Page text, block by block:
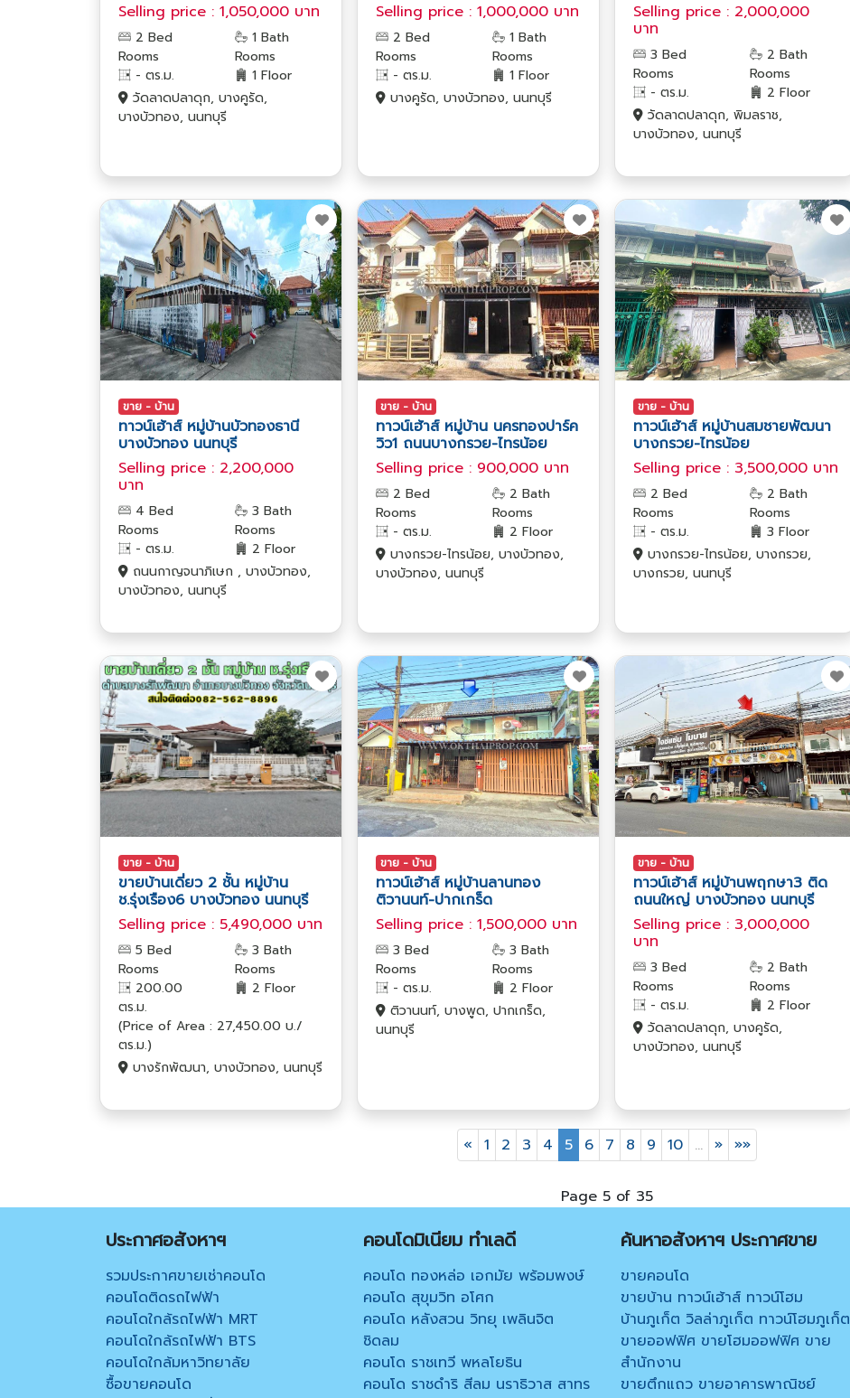
Selling price : 1,050,000 บาท
2 Bed
Rooms
1 Bath
Rooms
- ตร.ม.
1 Floor
วัดลาดปลาดุก, บางคูรัด,
บางบัวทอง, นนทบุรี
Selling price : 1,000,000 บาท
2 Bed
Rooms
1 Bath
Rooms
- ตร.ม.
1 Floor
บางคูรัด, บางบัวทอง, นนทบุรี
Selling price : 2,000,000
บาท
3 Bed
Rooms
2 Bath
Rooms
- ตร.ม.
2 Floor
วัดลาดปลาดุก, พิมลราช,
บางบัวทอง, นนทบุรี
ขาย - บ้าน
ทาวน์เฮ้าส์ หมู่บ้านบัวทองธานี
บางบัวทอง นนทบุรี
Selling price : 2,200,000
บาท
4 Bed
Rooms
3 Bath
Rooms
- ตร.ม.
2 Floor
ถนนกาญจนาภิเษก , บางบัวทอง,
บางบัวทอง, นนทบุรี
ขาย - บ้าน
ทาวน์เฮ้าส์ หมู่บ้าน นครทองปาร์ค
วิว1 ถนนบางกรวย-ไทรน้อย
Selling price : 900,000 บาท
2 Bed
Rooms
2 Bath
Rooms
- ตร.ม.
2 Floor
บางกรวย-ไทรน้อย, บางบัวทอง,
บางบัวทอง, นนทบุรี
ขาย - บ้าน
ทาวน์เฮ้าส์ หมู่บ้านสมชายพัฒนา
บางกรวย-ไทรน้อย
Selling price : 3,500,000 บาท
2 Bed
Rooms
2 Bath
Rooms
- ตร.ม.
3 Floor
บางกรวย-ไทรน้อย, บางกรวย,
บางกรวย, นนทบุรี
ขาย - บ้าน
ขายบ้านเดี่ยว 2 ชั้น หมู่บ้าน
ช.รุ่งเรือง6 บางบัวทอง นนทบุรี
Selling price : 5,490,000 บาท
5 Bed
Rooms
3 Bath
Rooms
200.00
ตร.ม.
2 Floor
(Price of Area : 27,450.00 บ./
ตร.ม.)
บางรักพัฒนา, บางบัวทอง, นนทบุรี
ขาย - บ้าน
ทาวน์เฮ้าส์ หมู่บ้านลานทอง
ติวานนท์-ปากเกร็ด
Selling price : 1,500,000 บาท
3 Bed
Rooms
3 Bath
Rooms
- ตร.ม.
2 Floor
ติวานนท์, บางพูด, ปากเกร็ด,
นนทบุรี
ขาย - บ้าน
ทาวน์เฮ้าส์ หมู่บ้านพฤกษา3 ติด
ถนนใหญ่ บางบัวทอง นนทบุรี
Selling price : 3,000,000
บาท
3 Bed
Rooms
2 Bath
Rooms
- ตร.ม.
2 Floor
วัดลาดปลาดุก, บางคูรัด,
บางบัวทอง, นนทบุรี
« 1 2 3 4 5 6 7 8 9 10 … » »»
Page 5 of 35
ประกาศอสังหาฯ
รวมประกาศขายเช่าคอนโด
คอนโดติดรถไฟฟ้า
คอนโดใกล้รถไฟฟ้า MRT
คอนโดใกล้รถไฟฟ้า BTS
คอนโดใกล้มหาวิทยาลัย
ซื้อขายคอนโด
คอนโดมิเนียม ทำเลดี
คอนโด ทองหล่อ เอกมัย พร้อมพงษ์
คอนโด สุขุมวิท อโศก
คอนโด หลังสวน วิทยุ เพลินจิต
ชิดลม
คอนโด ราชเทวี พหลโยธิน
คอนโด ราชดำริ สีลม นราธิวาส สาทร
ค้นหาอสังหาฯ ประกาศขาย
ขายคอนโด
ขายบ้าน ทาวน์เฮ้าส์ ทาวน์โฮม
บ้านภูเก็ต วิลล่าภูเก็ต ทาวน์โฮมภูเก็ต
ขายออฟฟิศ ขายโฮมออฟฟิศ ขาย
สำนักงาน
ขายตึกแถว ขายอาคารพาณิชย์